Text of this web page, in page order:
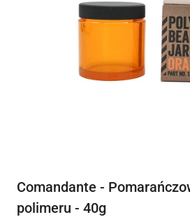
Comandante -
polimeru - 40g